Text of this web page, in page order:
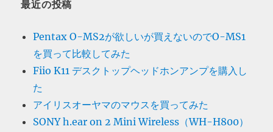
最近の投稿
Pentax O-MS2が欲しいが買えないのでO-MS1
を買って比較してみた
Fiio K11 デスクトップヘッドホンアンプを購入し
た
アイリスオーヤマのマウスを買ってみた
SONY h.ear on 2 Mini Wireless（WH-H800）